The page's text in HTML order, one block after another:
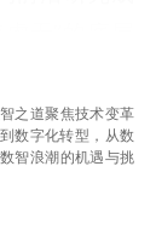
可规模化的
务实解决方
之道聚焦技术变革
数字化转型，从数
智浪潮的机遇与挑